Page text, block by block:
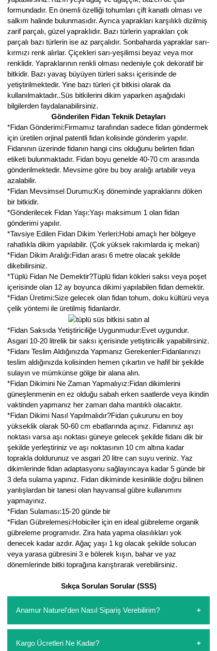
formundadır. En önemli özelliği tohumları çift kanatlı olması ve
salkım halinde bulunmasıdır. Ayrıca yaprakları karşılıklı dizilmiş
zarif parçalı, güzel yapraklıdır. Bazı türlerin yaprakları çok
parçalı bazı türlerin ise az parçalıdır. Sonbaharda yapraklar sarı-
kırmızı renk alırlar. Çiçekleri sarı-yeşilimsi beyaz veya mor
renklidir. Yapraklarının renkli olması nedeniyle çok dekoratif bir
bitkidir. Bazı yavaş büyüyen türleri saksı içerisinde de
yetiştirilmektedir. Yine bazı türleri çit bitkisi olarak da
kullanılmaktadır..Süs bitkilerini dikim yaparken aşağıdaki
bilgilerden faydalanabilirsiniz.
Gönderilen Fidan Teknik Detayları
*Fidan Gönderimi:Firmamız tarafından sadece fidan göndermek
için üretilen orjinal patentli fidan kolisinde gönderim yapılır.
Fidanının üzerinde fidanın hangi cins olduğunu belirten fidan
etiketi bulunmaktadır. Fidan boyu genelde 40-70 cm arasında
gönderilmektedir. Mevsime göre bu boy aralığı artabilir veya
azalabilir.
*Fidan Mevsimsel Durumu:Kış döneminde yapraklarını döken
bir bitkidir.
*Gönderilecek Fidan Yaşı:Yaşı maksimum 1 olan fidan
gönderimi yapılır.
*Tavsiye Edilen Fidan Dikim Yerleri:Hobi amaçlı her bölgeye
rahatlıkla dikim yapılabilir. (Çok yüksek rakımlarda iç mekan)
*Fidan Dikim Aralığı:Fidan arası 6 metre olacak şekilde
dikebilirsiniz.
*Tüplü Fidan Ne Demektir?Tüplü fidan kökleri saksı veya poşet
içerisinde olan 12 ay boyunca dikimi yapılabilen fidan demektir.
*Fidan Üretimi:Size gelecek olan fidan tohum, doku kültürü veya
çelik yöntemi ile üretilmiş fidanlardır.
*Fidan Saksıda Yetiştiriciliğe Uygunmudur:Evet uygundur.
Asgari 10-20 litrelik bir saksı içerisinde yetiştiricilik yapabilirsiniz.
*Fidanı Teslim Aldığınızda Yapmanız Gerekenler:Fidanlarınızı
teslim aldığınızda kolisinden hemen çıkartın ve hafif bir şekilde
sulayın ve mümkünse gölge bir alana alın.
*Fidan Dikimini Ne Zaman Yapmalıyız:Fidan dikimlerini
güneşlenmenin en ez olduğu sabah erken saatlerde veya ikindin
vaktinden yapmanız her zaman daha mantıklı olacaktır.
*Fidan Dikimi Nasıl Yapılmalıdır?Fidan çukurunu en boy
yükseklik olarak 50-60 cm ebatlarında açınız. Fidanınız aşı
noktası varsa aşı noktası güneye gelecek şekilde fidanı dik bir
şekilde yerleştiriniz ve aşı noktasının 10 cm altına kadar
toprakla doldurunuz ve asgari 20 litre can suyu veriniz. Yaz
dikimlerinde fidan adaptasyonu sağlayıncaya kadar 5 günde bir
3 defa sulama yapınız. Fidan dikiminde kesinlikle doğru bilinen
yanlışlardan bir tanesi olan hayvansal gübre kullanımını
yapmayınız.
*Fidan Sulaması:15-20 günde bir
*Fidan Gübrelemesi:Hobiciler için en ideal gübreleme organik
gübreleme programıdır. Zira hata yapma olasılıkları yok
denecek kadar azdır. Ağaç yaşı 1 kg olacak şekilde solucan
veya yarasa gübresini 3 e bölerek kışın, bahar ve yaz
dönemlerinde bitki toprağına karıştırarak verebilirsiniz.
Sıkça Sorulan Sorular (SSS)
Anamur Naturel'den Nasıl Sipariş Verebilirim?
oluşturarak,iletişim numaralarımızdan bizi arayarak veya
Kargo Ücretleri Ne Kadar?
Goji Berry Fidanı
Hünnap Fidanı
İncir Fidanı
Kapari Gebre Otu Fidanı
Kayısı Fidanı
Keçiboynuzu Fidanı
Kestane Fidanı
Kiraz Fidanı
Kivi Fidanı
Kızılcık Fidanı
Kocayemiş Fidanı
Kuşburnu Fidanı
Liçi Fidanı
Longan Fidanı
Malta Eriği Fidanı
Mango Fidanı
Melez Meyveler
Murt Fidanı
Muşmula Fidanı
Muz Fidanı
Nadir Çeşit Meyveler
Nar Fidanı
Narenciye Fidanları
Nektarin Fidanı
Papaya Fidanı
Pepino Fidanı
Pitaya Fidanı
Üzüm Fidanı
Vişne Fidanı